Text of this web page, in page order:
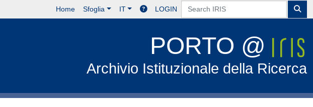
Home Sfoglia IT LOGIN
PORTO @
Archivio Istituzionale della Ricerca